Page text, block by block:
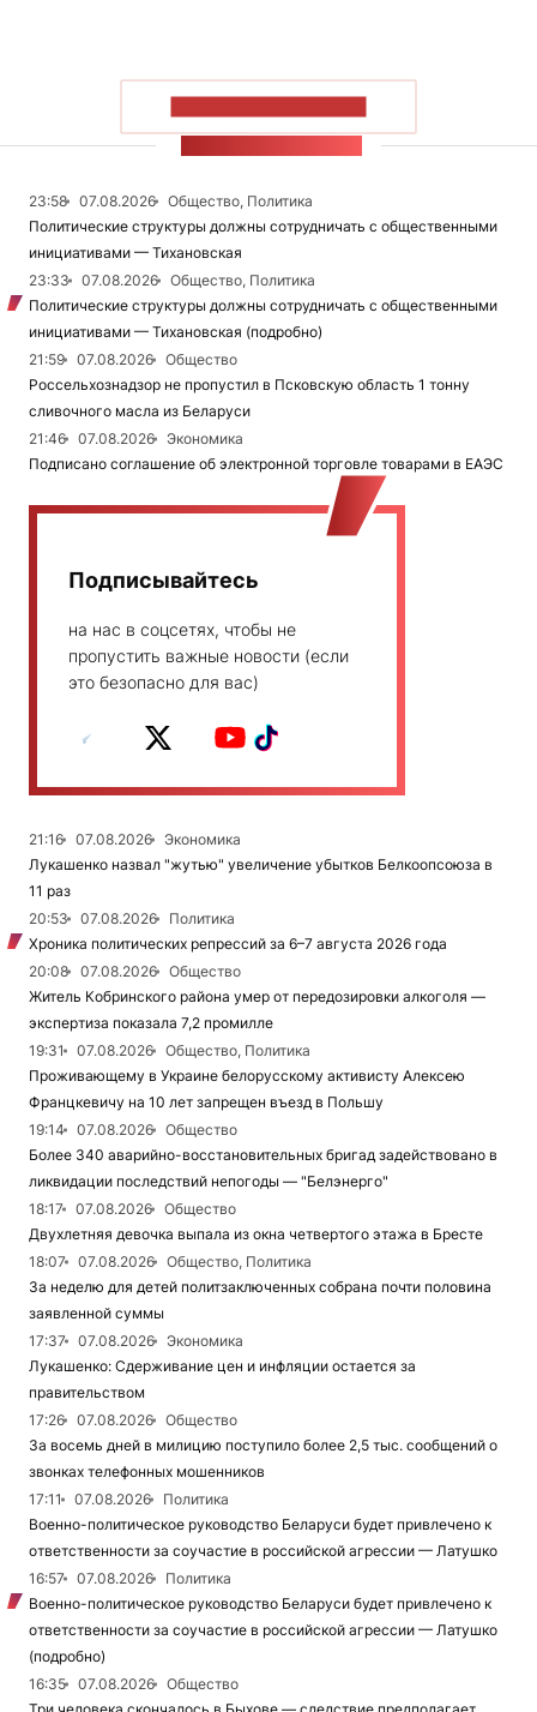
23:58 07.08.2026
Общество, Политика
Политические структуры должны сотрудничать с общественными
инициативами — Тихановская
23:33
07.08.2026
Общество, Политика
Политические структуры должны сотрудничать с общественными
инициативами — Тихановская (подробно)
21:59
07.08.2026
Общество
Россельхознадзор не пропустил в Псковскую область 1 тонну
сливочного масла из Беларуси
21:46
07.08.2026
Экономика
Подписано соглашение об электронной торговле товарами в ЕАЭС
Подписывайтесь
на нас в соцсетях, чтобы не
пропустить важные новости (если
это безопасно для вас)
21:16 07.08.2026
Экономика
Лукашенко назвал "жутью" увеличение убытков Белкоопсоюза в
11 раз
20:53
07.08.2026
Политика
Хроника политических репрессий за 6–7 августа 2026 года
20:08
07.08.2026
Общество
Житель Кобринского района умер от передозировки алкоголя —
экспертиза показала 7,2 промилле
19:31
07.08.2026
Общество, Политика
Проживающему в Украине белорусскому активисту Алексею
Францкевичу на 10 лет запрещен въезд в Польшу
19:14
07.08.2026
Общество
Более 340 аварийно-восстановительных бригад задействовано в
ликвидации последствий непогоды — "Белэнерго"
18:17
07.08.2026
Общество
Двухлетняя девочка выпала из окна четвертого этажа в Бресте
18:07
07.08.2026
Общество, Политика
За неделю для детей политзаключенных собрана почти половина
заявленной суммы
17:37
07.08.2026
Экономика
Лукашенко: Сдерживание цен и инфляции остается за
правительством
17:26
07.08.2026
Общество
За восемь дней в милицию поступило более 2,5 тыс. сообщений о
звонках телефонных мошенников
17:11
07.08.2026
Политика
Военно-политическое руководство Беларуси будет привлечено к
ответственности за соучастие в российской агрессии — Латушко
16:57
07.08.2026
Политика
Военно-политическое руководство Беларуси будет привлечено к
ответственности за соучастие в российской агрессии — Латушко
(подробно)
16:35
07.08.2026
Общество